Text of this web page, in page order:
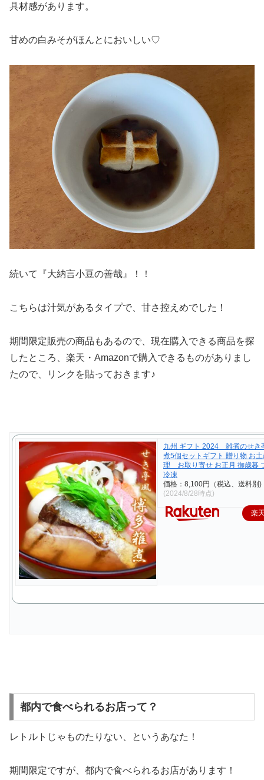
具材感があります。
甘めの白みそがほんとにおいしい♡
続いて『大納言小豆の善哉』！！
こちらは汁気があるタイプで、甘さ控えめでした！
期間限定販売の商品もあるので、現在購入できる商品を探
したところ、楽天・Amazonで購入できるものがありまし
たので、リンクを貼っておきます♪
九州 ギフト 2024 雑煮のせ
煮5個セットギフト 贈り物 お
理 お取り寄せ お正月 御歳暮
冷凍
価格：8,100円（税込、送料別)
(2024/8/28時点)
楽
都内で食べられるお店って？
レトルトじゃものたりない、というあなた！
期間限定ですが、都内で食べられるお店があります！